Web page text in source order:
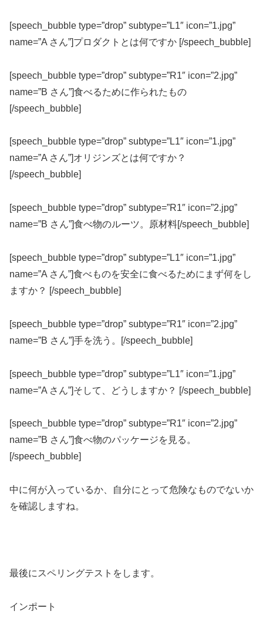
[speech_bubble type=”drop” subtype=”L1″ icon=”1.jpg”
name=”A さん”]プロダクトとは何ですか [/speech_bubble]
[speech_bubble type=”drop” subtype=”R1″ icon=”2.jpg”
name=”B さん”]食べるために作られたもの
[/speech_bubble]
[speech_bubble type=”drop” subtype=”L1″ icon=”1.jpg”
name=”A さん”]オリジンズとは何ですか？
[/speech_bubble]
[speech_bubble type=”drop” subtype=”R1″ icon=”2.jpg”
name=”B さん”]食べ物のルーツ。原材料[/speech_bubble]
[speech_bubble type=”drop” subtype=”L1″ icon=”1.jpg”
name=”A さん”]食べものを安全に食べるためにまず何をし
ますか？ [/speech_bubble]
[speech_bubble type=”drop” subtype=”R1″ icon=”2.jpg”
name=”B さん”]手を洗う。[/speech_bubble]
[speech_bubble type=”drop” subtype=”L1″ icon=”1.jpg”
name=”A さん”]そして、どうしますか？ [/speech_bubble]
[speech_bubble type=”drop” subtype=”R1″ icon=”2.jpg”
name=”B さん”]食べ物のパッケージを見る。
[/speech_bubble]
中に何が入っているか、自分にとって危険なものでないか
を確認しますね。
最後にスペリングテストをします。
インポート